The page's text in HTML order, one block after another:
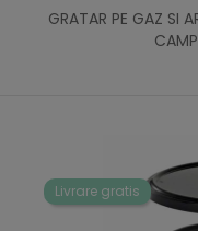
GRATAR PE GAZ SI
Livrare gratis